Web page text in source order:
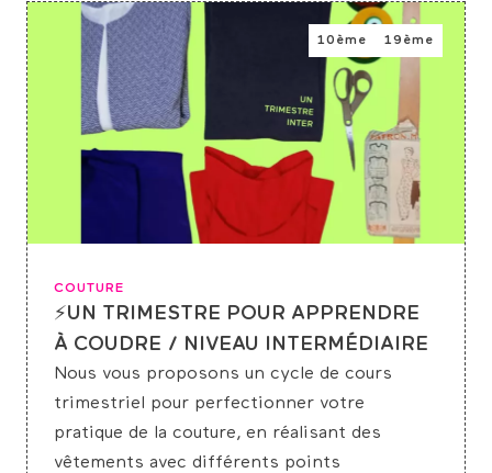
10ème 19ème
COUTURE
⚡UN TRIMESTRE POUR APPRENDRE
À COUDRE / NIVEAU INTERMÉDIAIRE
Nous vous proposons un cycle de cours
trimestriel pour perfectionner votre
pratique de la couture, en réalisant des
vêtements avec différents points